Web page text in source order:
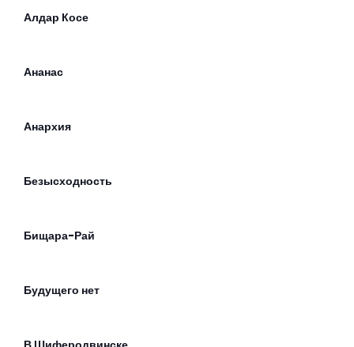
Алдар Косе
Ананас
Анархия
Безысходность
Бищара-Рай
Будущего нет